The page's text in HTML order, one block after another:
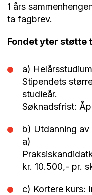
1 års
ta fagbrev.
Fondet yter støtte
a)
Stipendets
studieår.
Søknadsfrist:
b) Utdanning
a)
kr. 10.500,- pr.
c) Kortere kurs: